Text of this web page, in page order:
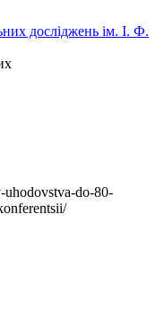
uhodovstva-do-80-